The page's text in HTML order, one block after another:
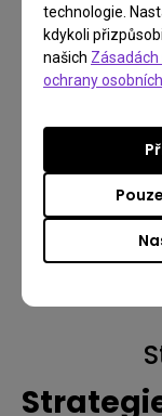
technologie.
kdykoli
našich
ochrany
Žádné
lidských práv pro
pracovní